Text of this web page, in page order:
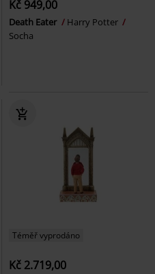
Kč 949,00
Death Eater
Harry Potter
Socha
Téměř vyprodáno
Kč 2.719,00